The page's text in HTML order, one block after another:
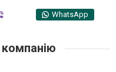
WhatsApp
компанію